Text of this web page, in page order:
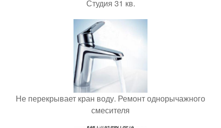
Студия 31 кв.
Не перекрывает кран воду. Ремонт однорычажного
смесителя